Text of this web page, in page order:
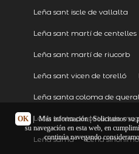
Leña sant iscle de vallalta
Leña sant martí de centelles
Leña sant martí de riucorb
Leña sant vicen de torelló
Leña santa coloma de
Leña santa perpètua de
Leña sarria Leña sinonimo
OK | Más información| Solicitamos su
su navegación en esta web, en
continúa navegando